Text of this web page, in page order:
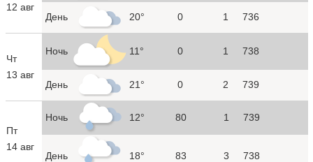
12 авг
День 20° 0 1 736
Чт
13 авг
Ночь 11° 0 1 738
День 21° 0 2 739
Пт
14 авг
Ночь 12° 80 1 739
День 18° 83 3 738